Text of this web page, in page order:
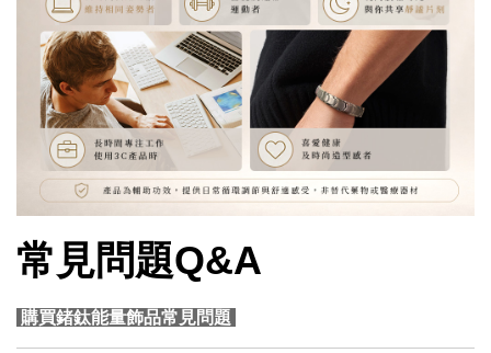
常見問題Q&A
購買鍺鈦能量飾品常見問題